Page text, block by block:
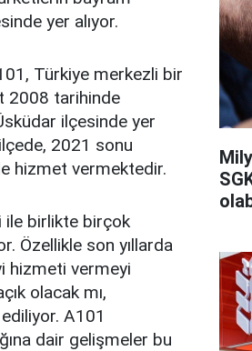
yer alıyor.
Türkiye merkezli bir
2008 tarihinde
ilçesinde yer
2021 sonu
hizmet vermektedir.
ile birlikte birçok
Özellikle son yıllarda
hizmeti vermeyi
olacak mı,
A101
dair gelişmeler bu